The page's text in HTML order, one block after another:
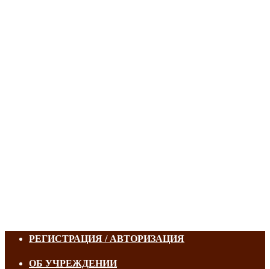
РЕГИСТРАЦИЯ / АВТОРИЗАЦИЯ
ОБ УЧРЕЖДЕНИИ